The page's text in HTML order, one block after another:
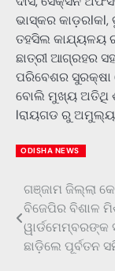
ଭାସ୍କର
ତହସିଲ କାଯ୍ୟଳୟ ର
ଛାତ୍ରୀ ଆଗ୍ରହର
ପରିବେଶର ସୁରକ୍ଷା
ବୋଲି ମୁଖ୍ୟ ଅତିଥି
lରାୟଗଡ ରୁ
ODISHA NEWS
Post
navigation
ଗଞ୍ଜାମ ଜିଲ୍ଲା
ବିଜେପିର ବିଶାଳ
ୱାର୍ଡମେମ୍ବରଙ୍କ
ଛାଡି଼ଲେ ପୂର୍ବତନ